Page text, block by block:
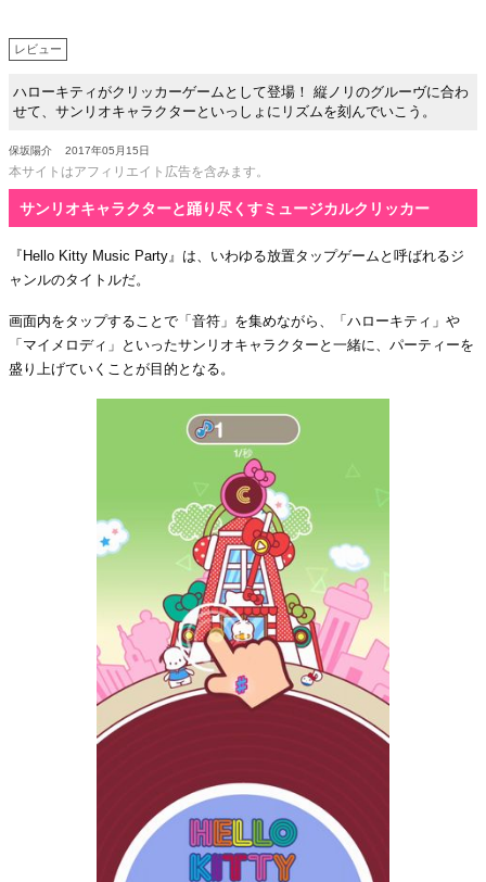
レビュー
ハローキティがクリッカーゲームとして登場！ 縦ノリのグルーヴに合わ
せて、サンリオキャラクターといっしょにリズムを刻んでいこう。
保坂陽介 2017年05月15日
本サイトはアフィリエイト広告を含みます。
サンリオキャラクターと踊り尽くすミュージカルクリッカー
『Hello Kitty Music Party』は、いわゆる放置タップゲームと呼ばれるジ
ャンルのタイトルだ。
画面内をタップすることで「音符」を集めながら、「ハローキティ」や
「マイメロディ」といったサンリオキャラクターと一緒に、パーティーを
盛り上げていくことが目的となる。